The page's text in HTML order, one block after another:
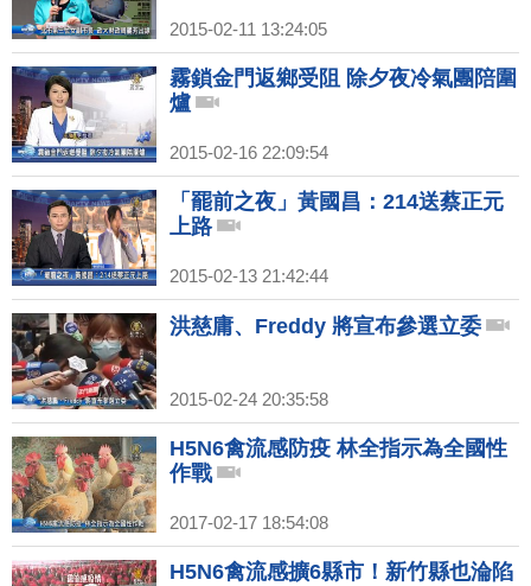
2015-02-11 13:24:05
霧鎖金門返鄉受阻 除夕夜冷氣團陪圍
爐
2015-02-16 22:09:54
「罷前之夜」黃國昌：214送蔡正元
上路
2015-02-13 21:42:44
洪慈庸、Freddy 將宣布參選立委
2015-02-24 20:35:58
H5N6禽流感防疫 林全指示為全國性
作戰
2017-02-17 18:54:08
H5N6禽流感擴6縣市！新竹縣也淪陷